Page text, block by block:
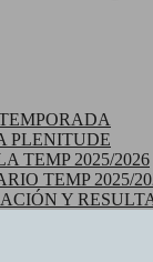
PLENITUDE
TEMP 2025/2026
TEMP 2025/
Y